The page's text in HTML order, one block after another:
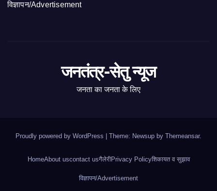
विज्ञापन/Advertisement
जनतंत्र-सेतु न्यूज
जनता का जनता के लिए
Proudly powered by WordPress | Theme: Newsup by Themeansar.
HomeAbout uscontact usगैलेरीPrivacy Policyशिकायत व सुझाव
विज्ञापन/Advertisement